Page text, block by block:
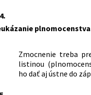
Zmocnenie treba
listinou
ho dať aj ústne do